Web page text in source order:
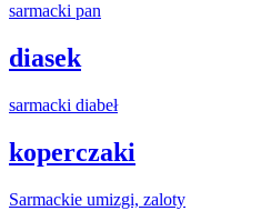
sarmacki pan
diasek
sarmacki diabeł
koperczaki
Sarmackie umizgi, zaloty